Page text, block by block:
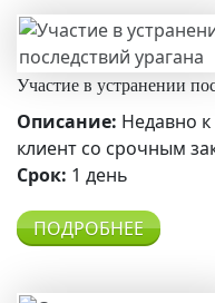
Участие в устранении
Описание: Недавно
клиент со срочным
Срок: 1 день
ПОДРОБНЕЕ